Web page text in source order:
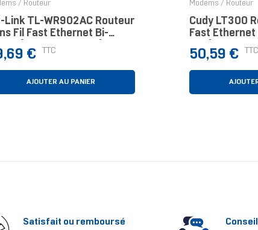
/ Routeur
Link TL-WR902AC Routeur
Fil Fast Ethernet Bi-
(2,4 GHz / 5 GHz) 4G
€ TTC
AJOUTER AU PANIER
Modems / Routeur
Cudy LT300
Fast
GHz) 4G Blanc
Prix
50,59 € TTC
Satisfait ou remboursé